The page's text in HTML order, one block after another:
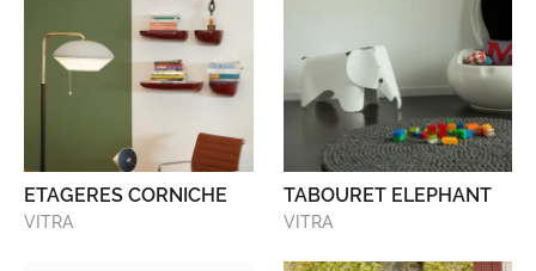
ETAGERES CORNICHE
VITRA
TABOURET ELEPHANT
VITRA